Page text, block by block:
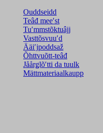
Ouddseidd
Teâđ meeʹst
Tuʹmmstõktuâjj
Vasttõsvuuʹd
Ääiʹjpoddsaž
Õhttvuõtt-teâđ
Jåårǥlõʹtti da tuulk
Mättmateriaalkaupp